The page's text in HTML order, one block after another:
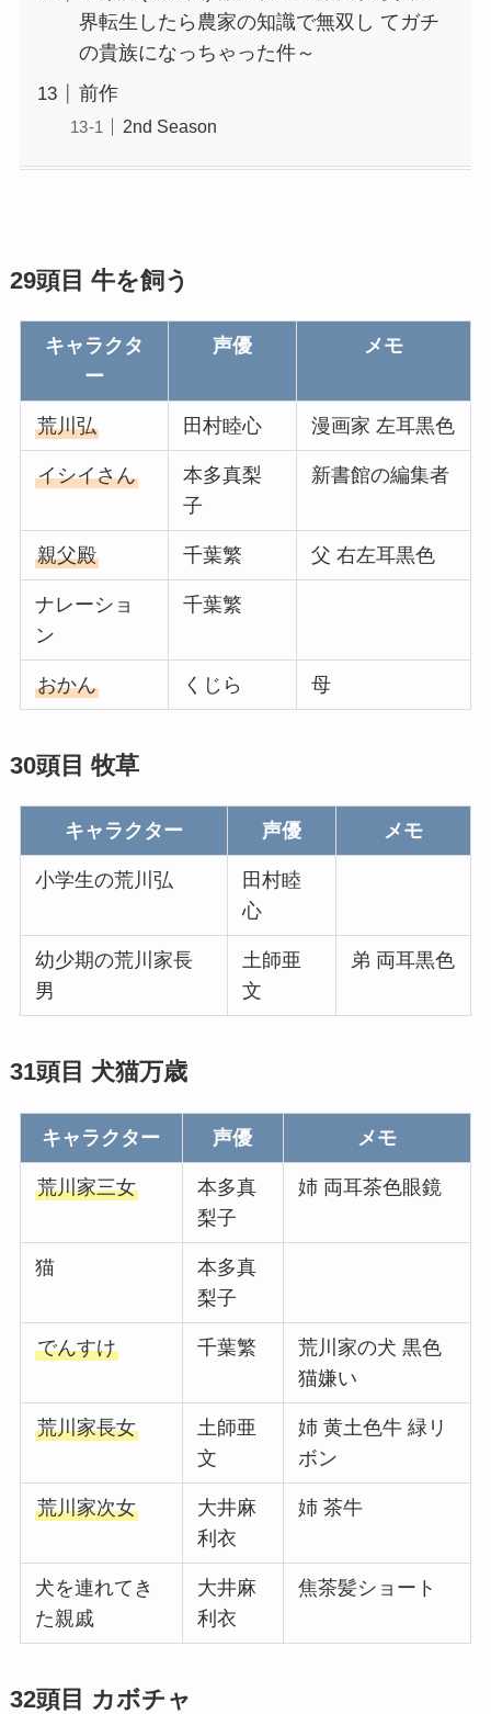
界転生したら農家の知識で無双し てガチ
の貴族になっちゃった件～
前作
2nd Season
29頭目 牛を飼う
キャラクタ
ー
声優 メモ
荒川弘 田村睦心 漫画家 左耳黒色
イシイさん
本多真梨
子
新書館の編集者
親父殿 千葉繁 父 右左耳黒色
ナレーショ
ン
千葉繁
おかん くじら 母
30頭目 牧草
キャラクター 声優 メモ
小学生の荒川弘
田村睦
心
幼少期の荒川家長
男
土師亜
文
弟 両耳黒色
31頭目 犬猫万歳
キャラクター 声優 メモ
荒川家三女
本多真
梨子
姉 両耳茶色眼鏡
猫
本多真
梨子
でんすけ 千葉繁
荒川家の犬 黒色
猫嫌い
荒川家長女
土師亜
文
姉 黄土色牛 緑リ
ボン
荒川家次女
大井麻
利衣
姉 茶牛
犬を連れてき
た親戚
大井麻
利衣
焦茶髪ショート
32頭目 カボチャ